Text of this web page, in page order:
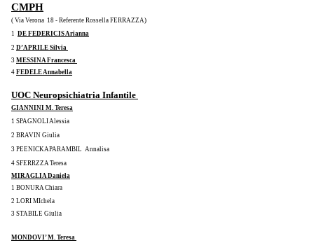
CMPH
( Via Verona  18 - Referente Rossella FERRAZZA)
1 DE FEDERICIS Arianna
2 D’APRILE Silvia
3 MESSINA Francesca
4 FEDELE Annabella
UOC Neuropsichiatria Infantile
GIANNINI M. Teresa
1 SPAGNOLI Alessia
2 BRAVIN Giulia
3 PEENICKAPARAMBIL  Annalisa
4 SFERRZZA Teresa
MIRAGLIA Daniela
1 BONURA Chiara
2 LORI MIchela
3 STABILE Giulia
MONDOVI’ M. Teresa